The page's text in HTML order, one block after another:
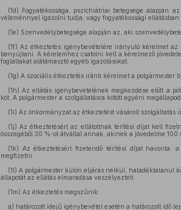
(1d) Fogyatékossága, pszichiátriai betegsége alapján
véleménnyel igazolni tudja, vagy fogyatékossági ellátásban
(1e) Szenvedélybetegsége alapján az, aki
(1f) Az étkeztetés igénybevételére irányuló kérelmet
benyújtani. A kérelemhez csatolni kell a kérelmező
foglaltakat alátámasztó egyéb igazolásokat.
(1g) A szociális étkeztetés iránti kérelmet a polgármester
(1h) Az ellátás igénybevételének megkezdése előtt a
köt. A polgármester a szolgáltatásra kötött egyéni
(1i) Az önkormányzat az étkeztetést vásárolt
(1j) Az étkeztetésért az ellátottnak térítési díjat kell
összegéből 30 %-ot átvállal annak, akinek a jövedelme
(1k) Az étkeztetésért fizetendő térítési díjat havonta,
megfizetni.
(1l) A polgármester külön eljárás nélkül, haladéktalanul
állapotát az ellátás elmaradása veszélyezteti.
(1m) Az étkeztetés megszűnik:
a) határozott idejű igénybevétel esetén a határozott idő